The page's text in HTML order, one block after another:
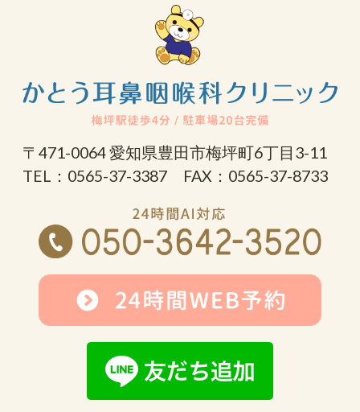
〒471-0064 愛知県豊田市梅坪町6丁目3-11
TEL：0565-37-3387 FAX：0565-37-8733